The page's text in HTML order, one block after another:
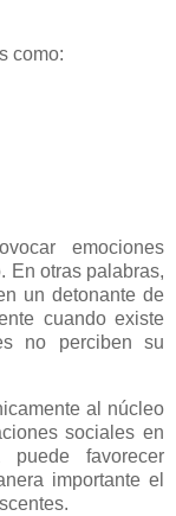
como:
emociones
En otras palabras,
un detonante de
cuando existe
no perciben su
al núcleo
sociales en
favorecer
importante el